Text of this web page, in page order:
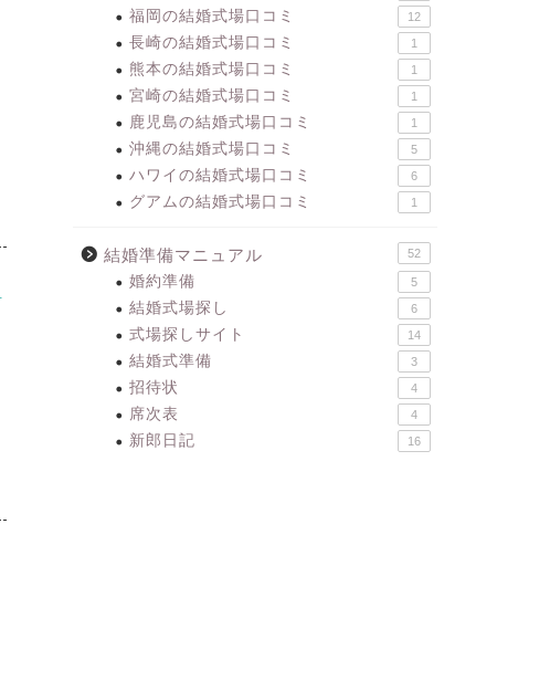
福岡の結婚式場口コミ 12
長崎の結婚式場口コミ 1
熊本の結婚式場口コミ 1
宮崎の結婚式場口コミ 1
鹿児島の結婚式場口コミ 1
沖縄の結婚式場口コミ 5
ハワイの結婚式場口コミ 6
グアムの結婚式場口コミ 1
結婚準備マニュアル 52
婚約準備 5
結婚式場探し 6
式場探しサイト 14
結婚式準備 3
招待状 4
席次表 4
新郎日記 16